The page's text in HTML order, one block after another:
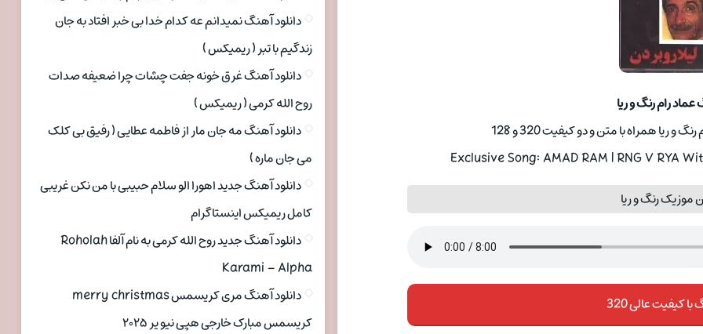
رام رنگ و ریا
ریا همراه با متن و دو کیفیت 320 و 128
Exclusive Song: AMAD RAM | RNG V RYA
موزیک رنگ و ریا
کیفیت عالی 320
دانلود آهنگ نمیدانم عه کدام خدا بی خبر افتاد به جان
زندگیم با تبر ( ریمیکس )
دانلود آهنگ غرق خونه جفت چشات چرا ضعیفه صدات
روح الله کرمی ( ریمیکس )
دانلود آهنگ مه جان مار از فاطمه عطایی ( رفیق بی کلک
می جان ماره )
دانلود آهنگ جدید اهورا الو سلام حبیبی با من نکن غریبی
کامل ریمیکس اینستاگرام
دانلود آهنگ جدید روح الله کرمی به نام آلفا Roholah
Karami – Alpha
دانلود آهنگ مری کریسمس merry christmas
کریسمس مبارک خارجی هپی نیو یر ۲۰۲۵